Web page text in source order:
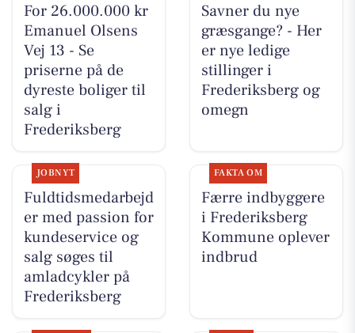
For 26.000.000 kr
Emanuel Olsens
Vej 13 - Se
priserne på de
dyreste boliger til
salg i
Frederiksberg
Savner du nye
græsgange? - Her
er nye ledige
stillinger i
Frederiksberg og
omegn
JOBNYT
Fuldtidsmedarbejd
er med passion for
kundeservice og
salg søges til
amladcykler på
Frederiksberg
FAKTA OM
Færre indbyggere
i Frederiksberg
Kommune oplever
indbrud